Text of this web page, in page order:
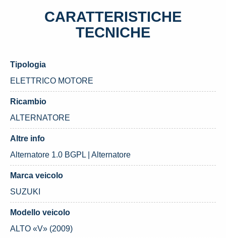
CARATTERISTICHE
TECNICHE
Tipologia
ELETTRICO MOTORE
Ricambio
ALTERNATORE
Altre info
Alternatore 1.0 BGPL | Alternatore
Marca veicolo
SUZUKI
Modello veicolo
ALTO «V» (2009)